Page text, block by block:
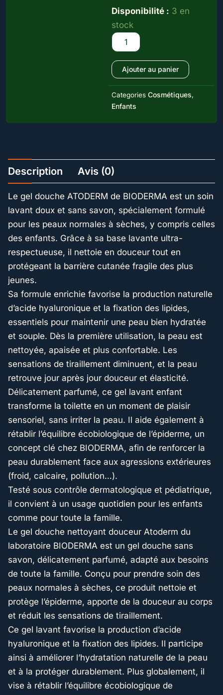
Disponibilité : 3 en
stock
quantité
Gel
douche
ATODERM
Ajouter au panier
Categories Cosmétiques,
Enfants
Description Avis (0)
Le gel douche ATODERM de BIODERMA est un soin
lavant doux et sans savon, spécialement formulé
pour les peaux normales à sèches, y compris celles
des enfants. Grâce à sa base lavante ultra-
respectueuse, il nettoie en douceur tout en
protégeant la barrière cutanée fragile des plus
jeunes.
Sa formule enrichie favorise la production naturelle
d’acide hyaluronique et la fixation des lipides,
essentiels pour maintenir une peau bien hydratée
et souple. Dès la première utilisation, la peau est
nettoyée, apaisée et plus confortable. Les
sensations de tiraillement diminuent, et la peau
retrouve jour après jour douceur et élasticité.
Délicatement parfumé, ce gel lavant enfant
transforme la toilette en un moment de plaisir
sensoriel, sans irriter la peau. Il aide également à
rétablir l’équilibre écobiologique de l’épiderme, un
concept clé chez BIODERMA, afin de renforcer la
peau durablement face aux agressions extérieures
(froid, calcaire, pollution…).
Testé sous contrôle dermatologique et pédiatrique,
il convient à un usage quotidien pour les enfants
comme pour toute la famille.
Le gel douche nettoyant douceur Atoderm du
laboratoire BIODERMA est un gel douche sans
savon, délicatement parfumé, adapté aux besoins
de toute la famille. Conçu pour prendre soin des
peaux normales à sèches, ce produit nettoie et
protège l’épiderme, apporte de la douceur au corps
et réduit les sensations de tiraillement.
Ce gel lavant favorise la production d’acide
hyaluronique et la fixation des lipides. Il participe
ainsi à améliorer l’hydratation naturelle de la peau
et à la protéger durablement. Plus globalement, il
vise à rétablir l’équilibre écobiologique de